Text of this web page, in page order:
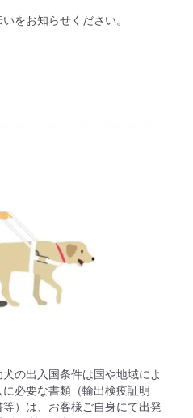
をお知らせください。
の出入国条件は国や地域によ
必要な書類（輸出検疫証明
）は、お客様ご自身にて出発